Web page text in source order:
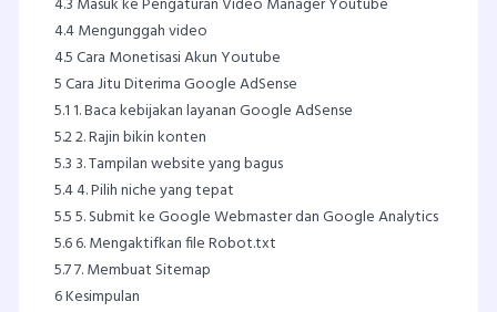
4.3 Masuk ke Pengaturan Video Manager Youtube
4.4Mengunggah video
4.5Cara Monetisasi Akun Youtube
5Cara Jitu Diterima Google AdSense
5.11. Baca kebijakan layanan Google AdSense
5.22. Rajin bikin konten
5.3 3. Tampilan website yang bagus
5.44. Pilih niche yang tepat
5.55. Submit ke Google Webmaster dan Google Analytics
5.66. Mengaktifkan file Robot.txt
5.77. Membuat Sitemap
6Kesimpulan